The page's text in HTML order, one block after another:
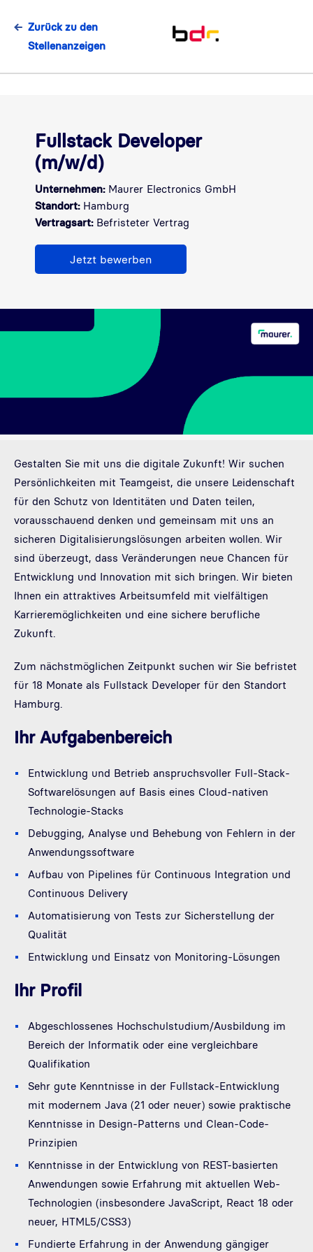
Zurück zu den
Stellenanzeigen
Fullstack Developer
(m/w/d)
Unternehmen:Maurer Electronics GmbH
Standort:Hamburg
Vertragsart:Befristeter Vertrag
Jetzt bewerben
Gestalten Sie mit uns die digitale Zukunft! Wir suchen
Persönlichkeiten mit Teamgeist, die unsere Leidenschaft
für den Schutz von Identitäten und Daten teilen,
vorausschauend denken und gemeinsam mit uns an
sicheren Digitalisierungslösungen arbeiten wollen. Wir
sind überzeugt, dass Veränderungen neue Chancen für
Entwicklung und Innovation mit sich bringen. Wir bieten
Ihnen ein attraktives Arbeitsumfeld mit vielfältigen
Karrieremöglichkeiten und eine sichere berufliche
Zukunft.
Zum nächstmöglichen Zeitpunkt suchen wir Sie befristet
für 18 Monate als Fullstack Developer für den Standort
Hamburg.
Ihr Aufgabenbereich
Entwicklung und Betrieb anspruchsvoller Full-Stack-
Softwarelösungen auf Basis eines Cloud-nativen
Technologie-Stacks
Debugging, Analyse und Behebung von Fehlern in der
Anwendungssoftware
Aufbau von Pipelines für Continuous Integration und
Continuous Delivery
Automatisierung von Tests zur Sicherstellung der
Qualität
Entwicklung und Einsatz von Monitoring-Lösungen
Ihr Profil
Abgeschlossenes Hochschulstudium/Ausbildung im
Bereich der Informatik oder eine vergleichbare
Qualifikation
Sehr gute Kenntnisse in der Fullstack-Entwicklung
mit modernem Java (21 oder neuer) sowie praktische
Kenntnisse in Design-Patterns und Clean-Code-
Prinzipien
Kenntnisse in der Entwicklung von REST-basierten
Anwendungen sowie Erfahrung mit aktuellen Web-
Technologien (insbesondere JavaScript, React 18 oder
neuer, HTML5/CSS3)
Fundierte Erfahrung in der Anwendung gängiger